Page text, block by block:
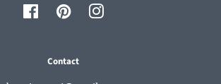
FacebookPinterestInstagram
Contact